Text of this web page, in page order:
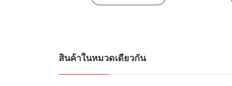
สินค้าในหมวดเดียวกัน